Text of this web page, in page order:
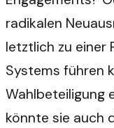
radikalen
letztlich zu einer
Systems führen
Wahlbeteiligung
könnte sie auch